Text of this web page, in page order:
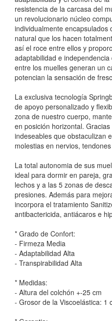
resistencia de la carcasa del
un revolucionario núcleo
individualmente encapsulados
natural que los hacen
así el roce entre ellos y
adaptabilidad e
entre los muelles generan un
potencian la sensación de
La exclusiva tecnología
de apoyo personalizado y
zona de nuestro cuerpo,
en posición horizontal.
indeseables que obstaculizan
molestias en nervios,
La total autonomia de sus
ideal para dormir en pareja,
lechos y a las 5 zonas de
presiones. Además para
incorpora el tratamiento
antibactericida, antiácaros e
* Grado de Confort:
- Firmeza Media
- Adaptabilidad Alta
- Transpirabilidad Alta
* Medidas:
- Altura del colchón +-25 cm
- Grosor de la Viscoelástica: 1